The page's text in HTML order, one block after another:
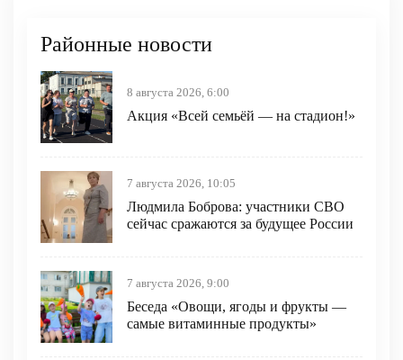
Районные новости
8 августа 2026, 6:00
Акция «Всей семьёй — на стадион!»
7 августа 2026, 10:05
Людмила Боброва: участники СВО
сейчас сражаются за будущее России
7 августа 2026, 9:00
Беседа «Овощи, ягоды и фрукты —
самые витаминные продукты»